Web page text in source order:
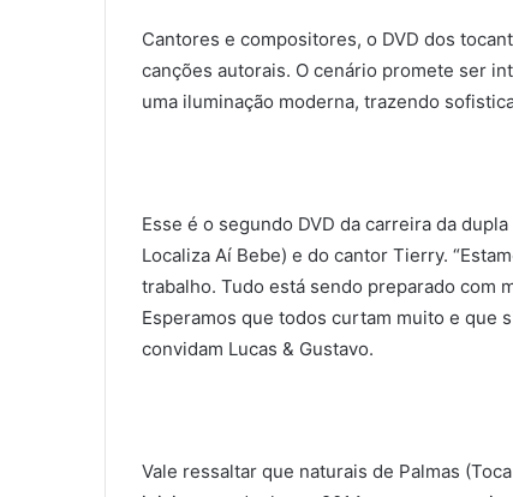
Cantores e compositores, o DVD dos
canções autorais. O cenário promete ser
uma iluminação moderna, trazendo
Esse é o segundo DVD da carreira da
Localiza Aí Bebe) e do cantor Tierry.
trabalho. Tudo está sendo preparado com
Esperamos que todos curtam muito e que
convidam Lucas & Gustavo.
Vale ressaltar que naturais de Palmas